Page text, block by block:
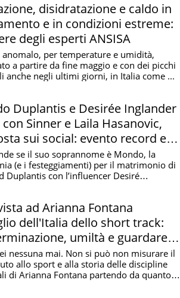
disidratazione e caldo in
e in condizioni estreme:
degli esperti ANSISA
anomalo, per temperature e umidità,
a partire da fine maggio e con dei picchi
anche negli ultimi giorni, in Italia come ...
Duplantis e Desirée Inglander
Sinner e Laila Hasanovic,
sui social: evento record e
senza sosta
se il suo soprannome è Mondo, la
(e i festeggiamenti) per il matrimonio di
Duplantis con l’influencer Desiré
ad Arianna Fontana
dell'Italia dello short track:
umiltà e guardare
Il messaggio inedito per la
Valmalenco
nessuna mai. Non si può non misurare il
allo sport e alla storia delle discipline
di Arianna Fontana partendo da quanto